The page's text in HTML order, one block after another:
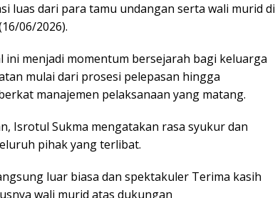
luas dari para tamu undangan serta wali murid di
06/2026).
ini menjadi momentum bersejarah bagi keluarga
mulai dari prosesi pelepasan hingga
manajemen pelaksanaan yang matang.
Isrotul Sukma mengatakan rasa syukur dan
pihak yang terlibat.
luar biasa dan spektakuler Terima kasih
wali murid atas dukungan